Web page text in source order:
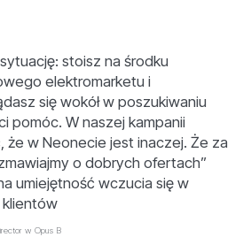
stoisz na środku
elektromarketu i
się wokół w poszukiwaniu
pomóc. W naszej kampanii
że w Neonecie jest inaczej. Że za
o dobrych ofertach”
umiejętność wczucia się w
w Opus B